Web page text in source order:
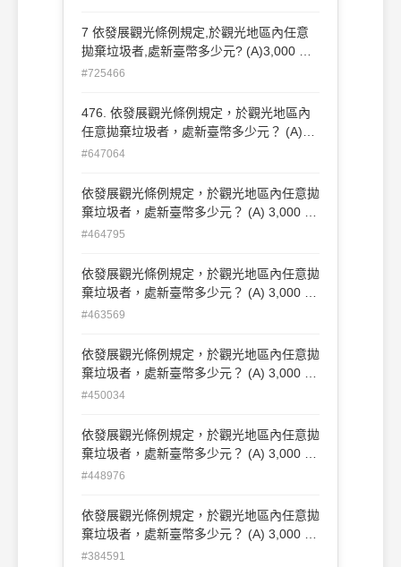
(C)20,000元以上，100,000元以下罰鍰
(D)30,000元以上，150,000元以下罰鍰
7 依發展觀光條例規定,於觀光地區內任意
拋棄垃圾者,處新臺幣多少元? (A)3,000 元
以上,15,000 元以下罰鍰 (B)10,000 元以
上,100,000 元以下罰鍰 (D)30,000 元以
上,150,000 元以下罰鍰(E)5,000以上
#725466
476. 依發展觀光條例規定，於觀光地區內
任意拋棄垃圾者，處新臺幣多少元？ (A)
3,000 元以上，15,000 元以下罰鍰 (B)
20,000 元以上，100,000 元以下罰鍰 (D)
30,000 元以上，150,000 元以下罰鍰
#647064
依發展觀光條例規定，於觀光地區內任意拋
棄垃圾者，處新臺幣多少元？ (A) 3,000 元
以上，15,000 元以下罰鍰(B) 10,000 元以
上，100,000 元以下罰鍰(D) 30,000 元以
上，150,000 元以下罰鍰
#464795
依發展觀光條例規定，於觀光地區內任意拋
棄垃圾者，處新臺幣多少元？ (A) 3,000 元
以上，15,000 元以下罰鍰(B) 10,000 元以
上，100,000 元以下罰鍰(D) 30,000 元以
上，150,000 元以下罰鍰
#463569
依發展觀光條例規定，於觀光地區內任意拋
棄垃圾者，處新臺幣多少元？ (A) 3,000 元
以上，15,000 元以下罰鍰(B) 10,000 元以
上，100,000 元以下罰鍰(D) 30,000 元以
上，150,000 元以下罰鍰
#450034
依發展觀光條例規定，於觀光地區內任意拋
棄垃圾者，處新臺幣多少元？ (A) 3,000 元
以上，15,000 元以下罰鍰(B) 10,000 元以
上，100,000 元以下罰鍰(D) 30,000 元以
上，150,000 元以下罰鍰
#448976
依發展觀光條例規定，於觀光地區內任意拋
棄垃圾者，處新臺幣多少元？ (A) 3,000 元
以上，15,000 元以下罰鍰(B) 10,000 元以
#384591